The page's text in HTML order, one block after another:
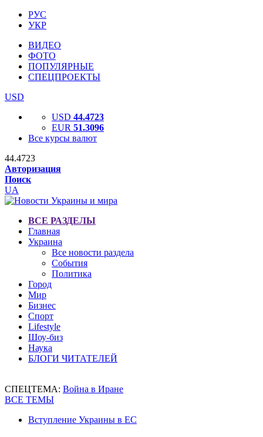
РУС
УКР
ВИДЕО
ФОТО
ПОПУЛЯРНЫЕ
СПЕЦПРОЕКТЫ
USD
USD 44.4723
EUR 51.3096
Все курсы валют
44.4723
Авторизация
Поиск
UA
ВСЕ РАЗДЕЛЫ
Главная
Украина
Все новости раздела
События
Политика
Город
Мир
Бизнес
Спорт
Lifestyle
Шоу-биз
Наука
БЛОГИ ЧИТАТЕЛЕЙ
СПЕЦТЕМА: Война в Иране
ВСЕ ТЕМЫ
Вступление Украины в ЕС